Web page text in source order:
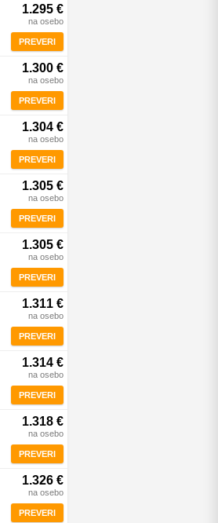
1.295 €
na osebo
PREVERI
1.300 €
na osebo
PREVERI
1.304 €
na osebo
PREVERI
1.305 €
na osebo
PREVERI
1.305 €
na osebo
PREVERI
1.311 €
na osebo
PREVERI
1.314 €
na osebo
PREVERI
1.318 €
na osebo
PREVERI
1.326 €
na osebo
PREVERI